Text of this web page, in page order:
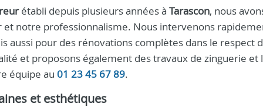
établi depuis plusieurs années à Tarascon, nous
et notre professionnalisme. Nous intervenons
aussi pour des rénovations complètes dans le respect
et proposons également des travaux de zinguerie et
équipe au 01 23 45 67 89.
et esthétiques